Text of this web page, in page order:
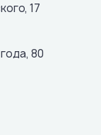
17
80